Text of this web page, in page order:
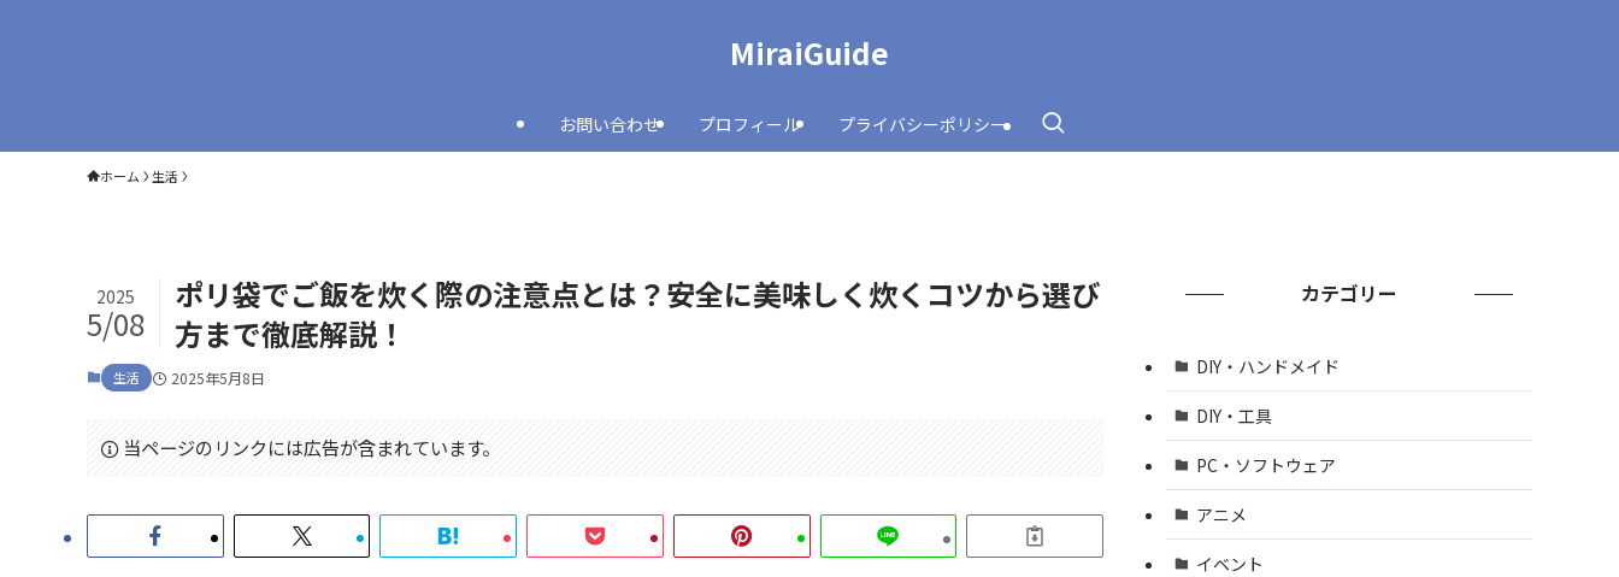
MiraiGuide
お問い合わせ プロフィール プライバシーポリシー
ホーム 生活
ポリ袋でご飯を炊く際の注意点とは？安全に美味しく炊くコツから選び
方まで徹底解説！
2025
5/08
生活 2025年5月8日
当ページのリンクには広告が含まれています。
カテゴリー
DIY・ハンドメイド
DIY・工具
PC・ソフトウェア
アニメ
イベント